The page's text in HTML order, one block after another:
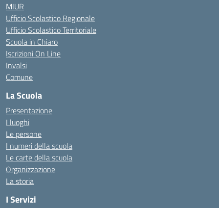
MIUR
Ufficio Scolastico Regionale
Ufficio Scolastico Territoriale
Scuola in Chiaro
Iscrizioni On Line
Invalsi
Comune
La Scuola
Presentazione
I luoghi
Le persone
I numeri della scuola
Le carte della scuola
Organizzazione
La storia
I Servizi